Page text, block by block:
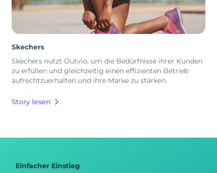
Skechers
Skechers nutzt Outvio, um die Bedürfnisse ihrer Kunden
zu erfüllen und gleichzeitig einen effizienten Betrieb
aufrechtzuerhalten und ihre Marke zu stärken.
Story lesen
Einfacher Einstieg